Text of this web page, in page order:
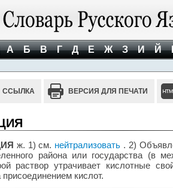
А Б В Г Д Е Ж З И Й
ССЫЛКА ВЕРСИЯ ДЛЯ ПЕЧАТИ
ж. 1) см. нейтрализовать . 2)
района или государства (в
раствор утрачивает кислотные
кислот.